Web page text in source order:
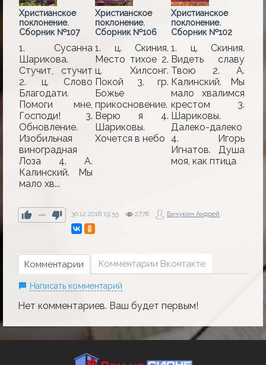
Христианское
поклонение.
Сборник №107
1. Сусанна
Шарикова.
Стучит, стучит
2. ц. Слово
Благодати.
Помоги мне,
Господи! 3.
Обновление.
Изобильная
виноградная
Лоза 4. А.
Калинский. Мы
мало хв...
Христианское
поклонение.
Сборник №106
1. ц. Скиния.
Место тихое 2.
ц. Хилсонг.
Покой 3. гр.
Божье
прикосновение.
Верю я 4.
Шариковы.
Хочется в небо
Христианское
поклонение.
Сборник №102
1. ц. Скиния.
Видеть славу
Твою 2. А.
Калинский. Мы
мало хвалимся
крестом 3.
Шариковы.
Далеко-далеко
4. Игорь
Игнатов. Душа
моя, как птица
— 30.12.2016 19:55 2778 Бичукин Андрей
Комментарии Комментарии Вконтакте
Написать комментарий
Нет комментариев. Ваш будет первым!